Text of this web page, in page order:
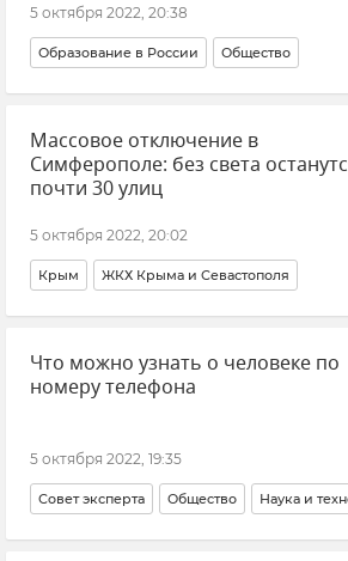
5 октября 2022, 20:38
Образование в России Общество
Массовое отключение в
Симферополе: без света
почти 30 улиц
5 октября 2022, 20:02
Крым ЖКХ Крыма и Севастополя
ГУП РК "Крымэнерго" Симферополь
Что можно узнать о человеке по
номеру телефона
5 октября 2022, 19:35
Совет эксперта Общество Наука и